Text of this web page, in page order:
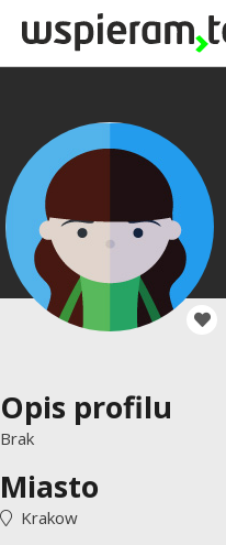
Opis profilu
Brak
Miasto
Krakow